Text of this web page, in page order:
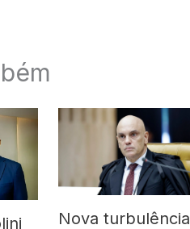
Nova turbulência